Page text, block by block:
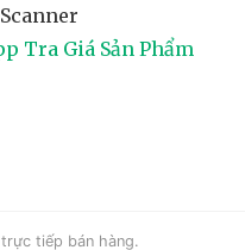
Tra Giá Sản Phẩm
tiếp bán hàng.